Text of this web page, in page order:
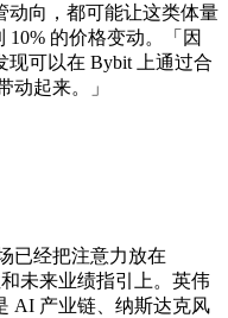
动向，都可能让这类体量
10% 的价格变动。「因
现可以在 Bybit 上通过合
动起来。」
已经把注意力放在
未来业绩指引上。英伟
AI 产业链、纳斯达克风